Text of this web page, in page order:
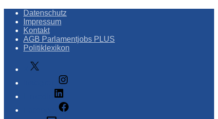
Datenschutz
Impressum
Kontakt
AGB Parlamentjobs PLUS
Politiklexikon